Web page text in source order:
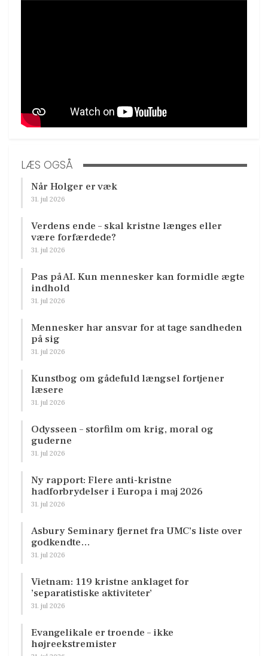
LÆS OGSÅ
Når Holger er væk
31. jul 2026
Verdens ende – skal kristne længes eller
være forfærdede?
31. jul 2026
Pas på AI. Kun mennesker kan formidle ægte
indhold
31. jul 2026
Mennesker har ansvar for at tage sandheden
på sig
31. jul 2026
Kunstbog om gådefuld længsel fortjener
læsere
31. jul 2026
Odysseen – storfilm om krig, moral og
guderne
31. jul 2026
Ny rapport: Flere anti-kristne
hadforbrydelser i Europa i maj 2026
31. jul 2026
Asbury Seminary fjernet fra UMC’s liste over
godkendte…
31. jul 2026
Vietnam: 119 kristne anklaget for
’separatistiske aktiviteter’
31. jul 2026
Evangelikale er troende – ikke
højreekstremister